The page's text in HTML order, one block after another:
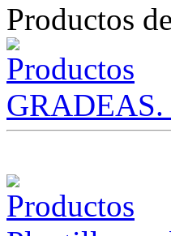
Productos
GRADEAS.